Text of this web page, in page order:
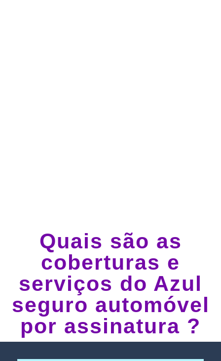
Quais são as
coberturas e
serviços do Azul
seguro automóvel
por assinatura ?